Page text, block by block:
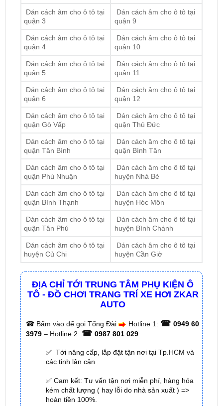
Dán cách âm cho ô tô tại
quận 4
Dán cách âm cho ô tô tại
quận 10
Dán cách âm cho ô tô tại
quận 5
Dán cách âm cho ô tô tại
quận 11
Dán cách âm cho ô tô tại
quận 6
Dán cách âm cho ô tô tại
quận 12
Dán cách âm cho ô tô tại
quận Gò Vấp
Dán cách âm cho ô tô tại
quận Thủ Đức
Dán cách âm cho ô tô tại
quận Tân Bình
Dán cách âm cho ô tô tại
quận Bình Tân
Dán cách âm cho ô tô tại
quận Phú Nhuận
Dán cách âm cho ô tô tại
huyện Nhà Bè
Dán cách âm cho ô tô tại
quận Bình Thạnh
Dán cách âm cho ô tô tại
huyện Hóc Môn
Dán cách âm cho ô tô tại
quận Tân Phú
Dán cách âm cho ô tô tại
huyện Bình Chánh
Dán cách âm cho ô tô tại
huyện Củ Chi
Dán cách âm cho ô tô tại
huyện Cần Giờ
ĐỊA CHỈ TỚI TRUNG TÂM PHỤ KIỆN Ô
TÔ - ĐỒ CHƠI TRANG TRÍ XE HƠI ZKAR
☎Bấm vào để gọi Tổng Đài Hotline 1:☎ 0949 60
0987 801 029
✅ Tới nâng cấp, lắp đặt tận nơi tại Tp.HCM và
các tỉnh lân cận
✅ Cam kết: Tư vấn tận nơi miễn phí, hàng hóa
kém chất lượng ( hay lỗi do nhà sản xuất ) =>
✅ Thời gian làm việc kỹ thuật gắn tại nhà từ:8h
– 18h (Cả T7 Và Chủ Nhật)